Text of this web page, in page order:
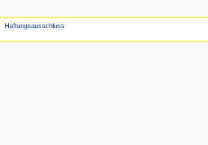
Haftungsausschluss